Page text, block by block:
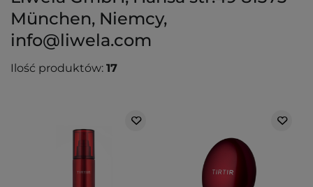
München, Niemcy,
info@liwela.com
Ilość produktów: 17